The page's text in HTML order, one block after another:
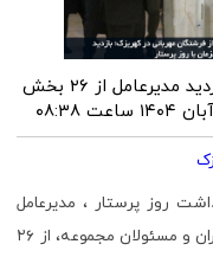
تقدیر از فرشتگان مهربانی در کهریزک؛ بازدید مدیرعامل از ۲۶ بخش
روز پرستار ، مدیرعامل
موسسه خیریه کهریزک به‌همراه جمعی از مدیران و مسئولان مجموعه، از ۲۶